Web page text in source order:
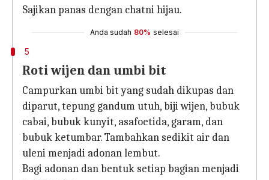
Sajikan panas dengan chatni hijau.
Anda sudah 80% selesai
5
Roti wijen dan umbi bit
Campurkan umbi bit yang sudah dikupas dan
diparut, tepung gandum utuh, biji wijen, bubuk
cabai, bubuk kunyit, asafoetida, garam, dan
bubuk ketumbar. Tambahkan sedikit air dan
uleni menjadi adonan lembut.
Bagi adonan dan bentuk setiap bagian menjadi